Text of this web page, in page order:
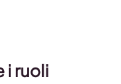
i ruoli